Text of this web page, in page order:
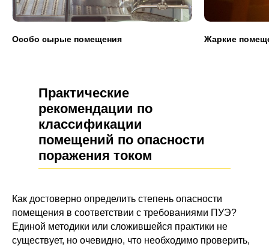
Особо сырые помещения Жаркие
Практические
рекомендации по
классификации
помещений по опасности
поражения током
Как достоверно определить степень опасности
помещения в соответствии с требованиями ПУЭ?
Единой методики или сложившейся практики не
существует, но очевидно, что необходимо проверить,